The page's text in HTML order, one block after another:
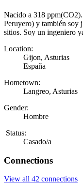
Nacido a 318
Peruyero) y también soy
sitios. Soy un ingeniero
Location:
Gijon, Asturias
España
Hometown:
Langreo, Asturias
Gender:
Hombre
Status:
Casado/a
Connections
View all 42 connections